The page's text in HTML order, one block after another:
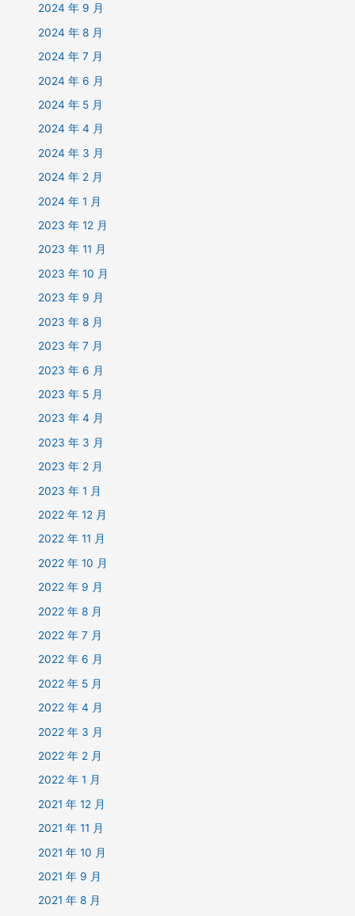
2024 年 9 月
2024 年 8 月
2024 年 7 月
2024 年 6 月
2024 年 5 月
2024 年 4 月
2024 年 3 月
2024 年 2 月
2024 年 1 月
2023 年 12 月
2023 年 11 月
2023 年 10 月
2023 年 9 月
2023 年 8 月
2023 年 7 月
2023 年 6 月
2023 年 5 月
2023 年 4 月
2023 年 3 月
2023 年 2 月
2023 年 1 月
2022 年 12 月
2022 年 11 月
2022 年 10 月
2022 年 9 月
2022 年 8 月
2022 年 7 月
2022 年 6 月
2022 年 5 月
2022 年 4 月
2022 年 3 月
2022 年 2 月
2022 年 1 月
2021 年 12 月
2021 年 11 月
2021 年 10 月
2021 年 9 月
2021 年 8 月